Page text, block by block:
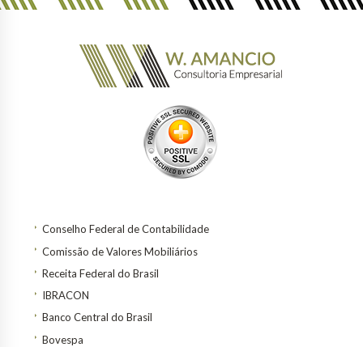
Conselho Federal de Contabilidade
Comissão de Valores Mobiliários
Receita Federal do Brasil
IBRACON
Banco Central do Brasil
Bovespa